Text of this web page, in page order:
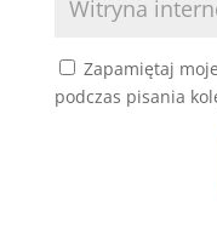
Zapamiętaj
podczas pisania